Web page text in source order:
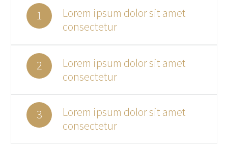
1
Lorem ipsum dolor sit amet
consectetur
2
Lorem ipsum dolor sit amet
consectetur
3
Lorem ipsum dolor sit amet
consectetur